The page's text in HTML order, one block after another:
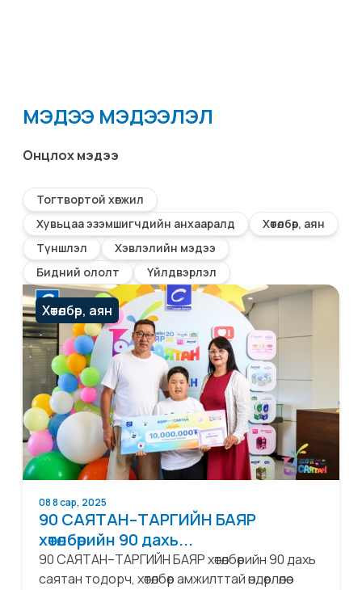
МЭДЭЭ МЭДЭЭЛЭЛ
Онцлох мэдээ
Тогтвортой хөгжил
Хувьцаа эзэмшигчдийн анхааралд
Хөтөлбөр, аян
Түншлэл
Хэвлэлийн мэдээ
Бидний ололт
Үйлдвэрлэл
Хөтөлбөр, аян
08 8 сар, 2025
90 САЯТАН–ТАРГИЙН БАЯР
хөтөлбөрийн 90 дахь...
90 САЯТАН–ТАРГИЙН БАЯР хөтөлбөрийн 90 дахь
саятан тодорч, хөтөлбөр амжилттай өндөрлөлөө